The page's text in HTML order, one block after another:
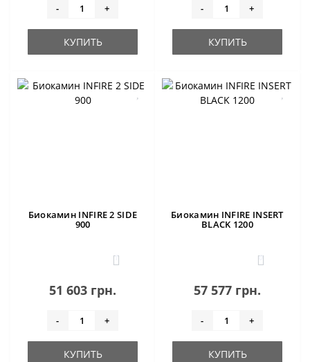
- +
КУПИТЬ
- +
КУПИТЬ
Биокамин INFIRE 2 SIDE
900
1
51 603 грн.
- +
КУПИТЬ
Биокамин INFIRE INSERT
BLACK 1200
0
57 577 грн.
- +
КУПИТЬ